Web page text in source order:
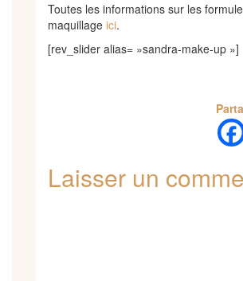
Toutes les informations sur les
maquillage ici.
[rev_slider alias= »sandra-make-up »]
Laisser un